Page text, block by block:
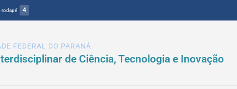
rodapé 4
FEDERAL DO PARANÁ
de Ciência, Tecnologia e Inovação